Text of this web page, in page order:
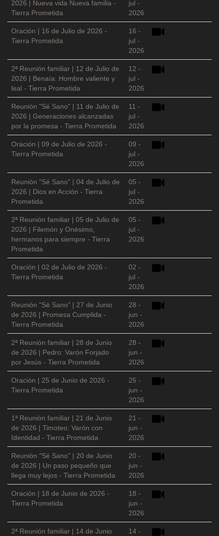
2026 | Nueva vida Nueva familia -
Tierra Prometida
jul -
2026
Oración | 16 de Julio de 2026 -
Tierra Prometida
16 -
jul -
2026
2ª Reunión familiar | 12 de Julio de
2026 | Benaía: Hombre valiente y
leal - Tierra Prometida
12 -
jul -
2026
Reunión "Sé Sano" | 11 de Julio de
2026 | Generaciones alcanzadas
por la promesa - Tierra Prometida
11 -
jul -
2026
Oración | 09 de Julio de 2026 -
Tierra Prometida
09 -
jul -
2026
Reunión "Sé Sano" | 04 de Julio de
2026 | Dios en Acción - Tierra
Prometida
05 -
jul -
2026
2ª Reunión familiar | 05 de Julio de
2026 | Filemón y Onésimo,
hermanos para siempre - Tierra
Prometida
05 -
jul -
2026
Oración | 02 de Julio de 2026 -
Tierra Prometida
02 -
jul -
2026
Reunión "Sé Sano" | 27 de Junio
de 2026 | Promesa Cumplida -
Tierra Prometida
28 -
jun -
2026
2ª Reunión familiar | 28 de Junio
de 2026 | Pedro: Varón Forjado
por Jesús - Tierra Prometida
28 -
jun -
2026
Oración | 25 de Junio de 2026 -
Tierra Prometida
25 -
jun -
2026
1ª Reunión familiar | 21 de Junio
de 2026 | Timoteo: Varón con
Identidad - Tierra Prometida
21 -
jun -
2026
Reunión "Sé Sano" | 20 de Junio
de 2026 | Un paso pequeño que
llega muy lejos - Tierra Prometida
20 -
jun -
2026
Oración | 18 de Junio de 2026 -
Tierra Prometida
18 -
jun -
2026
2ª Reunión familiar | 14 de Junio
14 -